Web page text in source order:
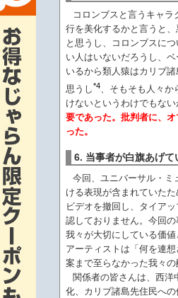
コロンブスと言うキャ
行を美化するかと言うと
と思うし、コロンブスに
い人はいないだろうし、
いるから類人猿はカリブ
思うし*4、そもそも人々か
けないというわけでもない
要であった。批判者に、
った。
6. 当事者が白旗あげて
今回、ユニバーサル・ミ
ける表現が含まれていた
ビデオを撤回し、タイア
認しておりません。今回
我々が大切にしている価
アーティストは「何を連
案まで至らなかった我々の
関係者の皆さんは、西
化、カリブ諸島先住民へ